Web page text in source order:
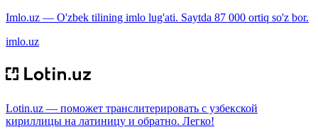
Imlo.uz — O'zbek tilining imlo lug'ati. Saytda 87 000 ortiq so'z bor.
imlo.uz
Lotin.uz — поможет транслитерировать с узбекской
кириллицы на латиницу и обратно. Легко!